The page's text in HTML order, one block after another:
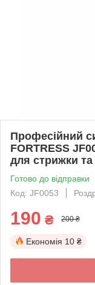
Професійний
FORTRESS
для стрижки
Готово до відправки
Код: JF0053
190 ₴ 200 ₴
Економія 10 ₴